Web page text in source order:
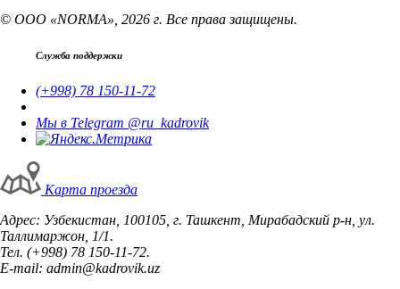
© ООО «NORMA», 2026 г. Все права защищены.
Служба поддержки
(+998) 78 150-11-72
Мы в Telegram @ru_kadrovik
Карта проезда
Адрес: Узбекистан, 100105, г. Ташкент, Мирабадский р-н, ул.
Таллимаржон, 1/1.
Тел. (+998) 78 150-11-72.
E-mail: admin@kadrovik.uz